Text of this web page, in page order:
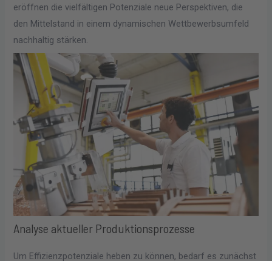
eröffnen die vielfältigen Potenziale neue Perspektiven, die
den Mittelstand in einem dynamischen Wettbewerbsumfeld
nachhaltig stärken.
Analyse aktueller Produktionsprozesse
Um Effizienzpotenziale heben zu können, bedarf es zunächst